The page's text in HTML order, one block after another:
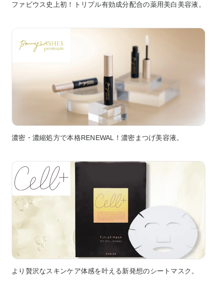
ファビウス史上初！トリプル有効成分配合の薬用美白美容液。
濃密・濃縮処方で本格RENEWAL！濃密まつげ美容液。
より贅沢なスキンケア体感を叶える新発想のシートマスク。